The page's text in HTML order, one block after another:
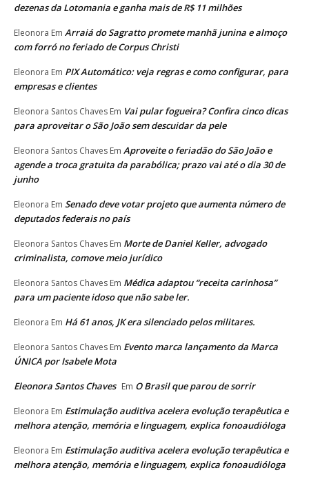
dezenas da Lotomania e ganha mais de R$ 11 milhões
Eleonora Em Arraiá do Sagratto promete manhã junina e almoço
com forró no feriado de Corpus Christi
Eleonora Em PIX Automático: veja regras e como configurar, para
empresas e clientes
Eleonora Santos Chaves Em Vai pular fogueira? Confira cinco dicas
para aproveitar o São João sem descuidar da pele
Eleonora Santos Chaves Em Aproveite o feriadão do São João e
agende a troca gratuita da parabólica; prazo vai até o dia 30 de
junho
Eleonora Em Senado deve votar projeto que aumenta número de
deputados federais no país
Eleonora Santos Chaves Em Morte de Daniel Keller, advogado
criminalista, comove meio jurídico
Eleonora Santos Chaves Em Médica adaptou “receita carinhosa”
para um paciente idoso que não sabe ler.
Eleonora Em Há 61 anos, JK era silenciado pelos militares.
Eleonora Santos Chaves Em Evento marca lançamento da Marca
ÚNICA por Isabele Mota
Eleonora Santos Chaves Em O Brasil que parou de sorrir
Eleonora Em Estimulação auditiva acelera evolução terapêutica e
melhora atenção, memória e linguagem, explica fonoaudióloga
Eleonora Em Estimulação auditiva acelera evolução terapêutica e
melhora atenção, memória e linguagem, explica fonoaudióloga